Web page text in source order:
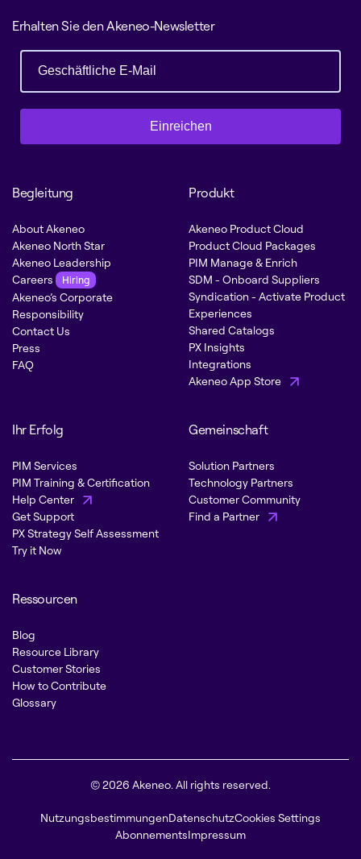
Erhalten Sie den Akeneo-Newsletter
Einreichen
Begleitung
About Akeneo
Akeneo North Star
Akeneo Leadership
Careers
Hiring
Akeneo’s Corporate
Responsibility
Contact Us
Press
FAQ
Produkt
Akeneo Product Cloud
Product Cloud Packages
PIM Manage & Enrich
SDM - Onboard Suppliers
Syndication - Activate Product
Experiences
Shared Catalogs
PX Insights
Integrations
Akeneo App Store
Ihr Erfolg
PIM Services
PIM Training & Certification
Help Center
Get Support
PX Strategy Self Assessment
Try it Now
Gemeinschaft
Solution Partners
Technology Partners
Customer Community
Find a Partner
Ressourcen
Blog
Resource Library
Customer Stories
How to Contribute
Glossary
© 2026 Akeneo. All rights reserved.
NutzungsbestimmungenDatenschutzCookies Settings
AbonnementsImpressum